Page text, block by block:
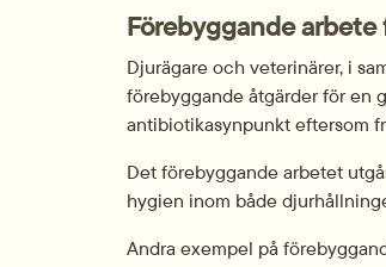
Förebyggande
Djurägare och veterinärer, i
förebyggande åtgärder för en
antibiotikasynpunkt eftersom
Det förebyggande arbetet
hygien inom både
Andra exempel på